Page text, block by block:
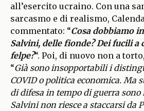
all’esercito ucraino. Con una
sarcasmo e di realismo,
commentato: “Cosa dobbiamo
Salvini, delle fionde? Dei fucili a
felpe?“. Poi, di nuovo non a
“Già sono insopportabili i
COVID o politica economica. Ma
di difesa in tempo di guerra sono
Salvini non riesce a staccarsi da